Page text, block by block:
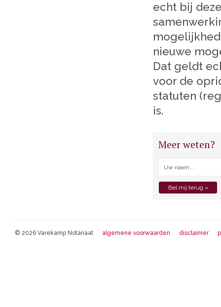
echt bij
nieuwe
Dat geldt
voor de
statuten
is.
Meer weten?
© 2026 Varekamp Notariaat algemene voorwaarden disclaimer